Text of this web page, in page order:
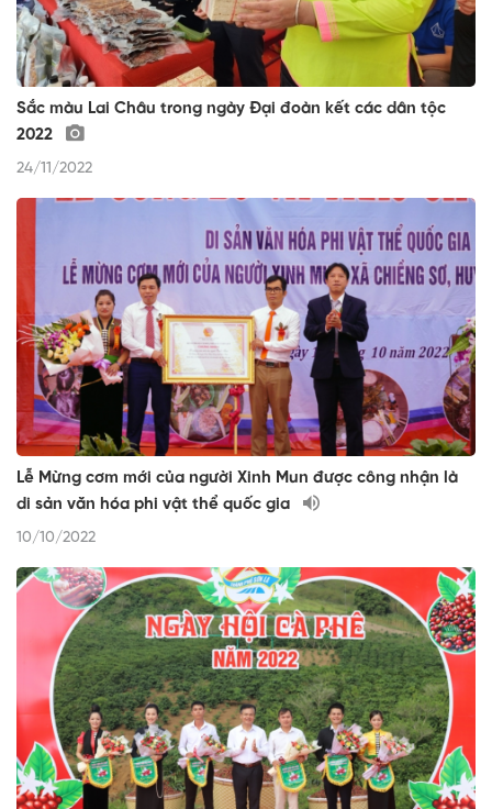
Sắc màu Lai Châu trong ngày Đại đoàn kết các dân tộc
2022
24/11/2022
Lễ Mừng cơm mới của người Xinh Mun được công nhận là
di sản văn hóa phi vật thể quốc gia
10/10/2022